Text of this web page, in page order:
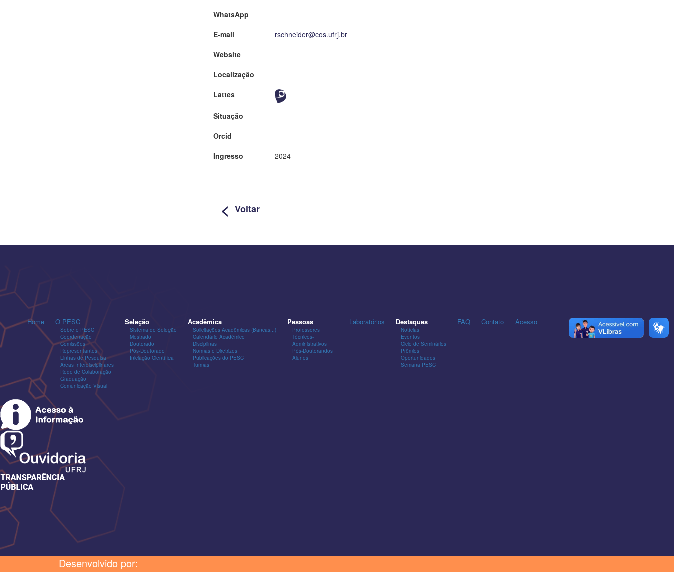
WhatsApp
E-mail
rschneider@cos.ufrj.br
Website
Localização
Lattes
Situação
Orcid
Ingresso
2024
< Voltar
Home O PESC
Sobre o PESC
Coordenação
Comissões
Representantes
Linhas de Pesquisa
Áreas Interdisciplinares
Rede de Colaboração
Graduação
Comunicação Visual
Seleção
Sistema de Seleção
Mestrado
Doutorado
Pós-Doutorado
Iniciação Científica
Acadêmica
Solicitações Acadêmicas (Bancas...)
Calendário Acadêmico
Disciplinas
Normas e Diretrizes
Publicações do PESC
Turmas
Pessoas
Professores
Técnicos-
Administrativos
Pós-Doutorandos
Alunos
Laboratórios Destaques
Notícias
Eventos
Ciclo de Seminários
Prêmios
Oportunidades
Semana PESC
FAQ Contato Acesso
Desenvolvido por: